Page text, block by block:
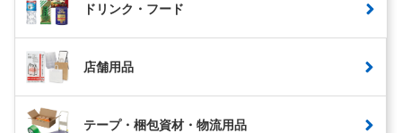
ドリンク・フード
店舗用品
テープ・梱包資材・物流用品